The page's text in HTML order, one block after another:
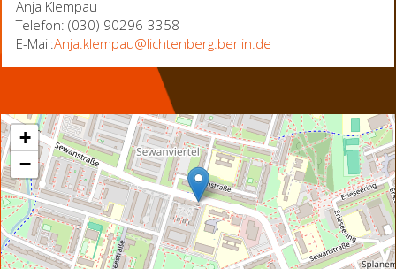
Anja Klempau
Telefon: (030) 90296-3358
E-Mail:Anja.klempau@lichtenberg.berlin.de
+
−